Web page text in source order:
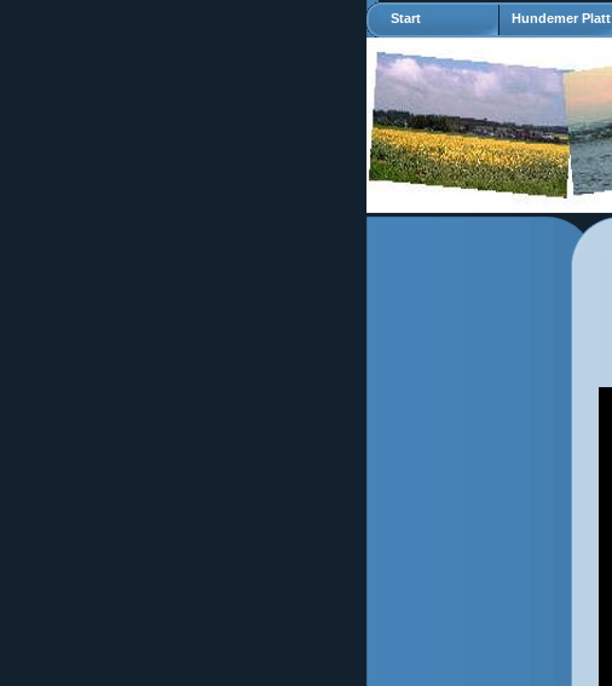
Start Hundemer Platt